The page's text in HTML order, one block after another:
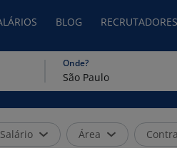
BLOG RECRUTADORES
Onde?
Salário Área